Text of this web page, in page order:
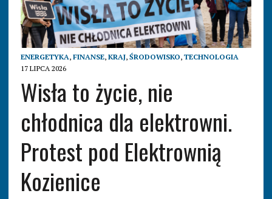
ENERGETYKA, FINANSE, KRAJ, ŚRODOWISKO, TECHNOLOGIA
17 LIPCA 2026
Wisła to życie, nie
chłodnica dla elektrowni.
Protest pod Elektrownią
Kozienice